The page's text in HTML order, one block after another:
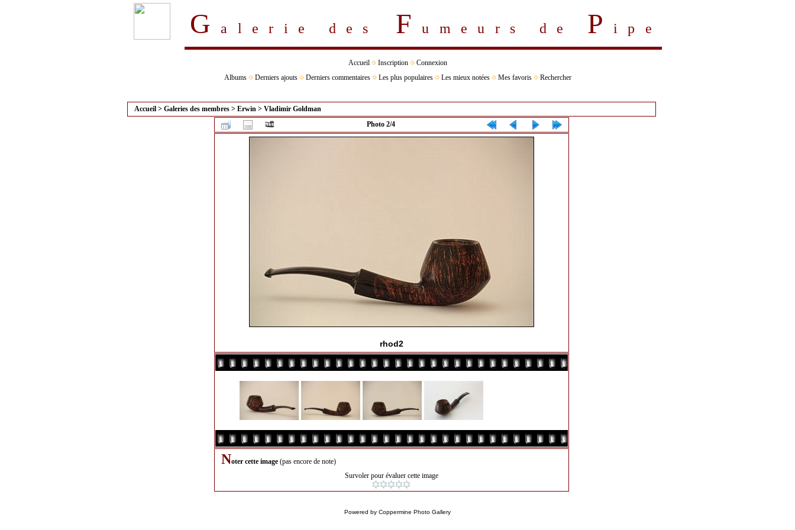
Galerie des Fumeurs de P ipe
Accueil Inscription
Connexion
Albums
Derniers ajouts Derniers commentaires Les plus populaires Les mieux notées Mes favoris Rechercher
Accueil > Galeries des membres > Erwin > Vladimir Goldman
Photo 2/4
rhod2
Noter cette image (pas encore de note)
Survoler pour évaluer cette image
Powered by Coppermine Photo Gallery